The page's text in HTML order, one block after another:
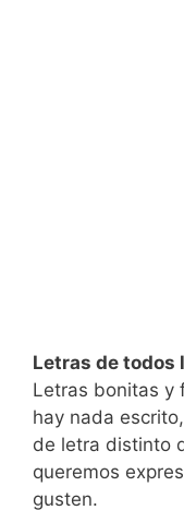
Letras de todos
Letras bonitas y
hay nada
de letra distinto
queremos
gusten.